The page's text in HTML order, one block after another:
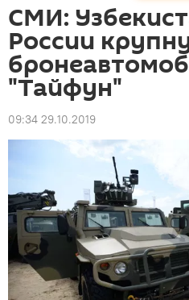
СМИ:
России
"Тайфун"
09:34 29.10.2019